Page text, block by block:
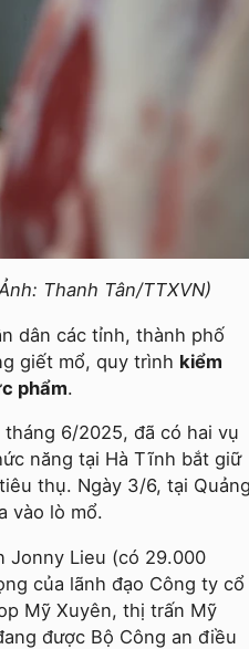
Thanh Tân/TTXVN)
dân các tỉnh, thành phố
giết mổ, quy trình kiểm
phẩm.
6/2025, đã có hai vụ
năng tại Hà Tĩnh bắt giữ
thụ. Ngày 3/6, tại
vào lò mổ.
Jonny Lieu (có 29.000
của lãnh đạo Công ty cổ
Mỹ Xuyên, thị trấn Mỹ
được Bộ Công an điều